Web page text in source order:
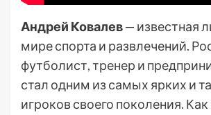
Андрей Ковалев— известная
мире спорта и развлечений.
футболист, тренер и
стал одним из самых ярких и
игроков своего поколения. Как